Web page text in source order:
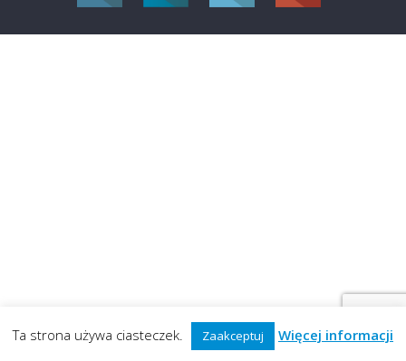
Ta strona używa ciasteczek. Zaakceptuj Więcej informacji